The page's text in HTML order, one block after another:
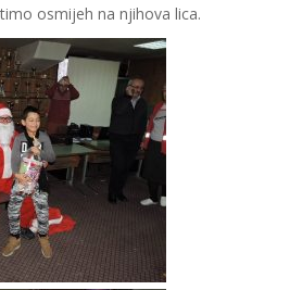
osmijeh na njihova lica.